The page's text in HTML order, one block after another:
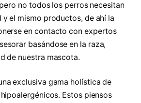
no todos los perros necesitan
y el mismo productos, de ahí la
en contacto con expertos
basándose en la raza,
de nuestra mascota.
exclusiva gama holística de
Estos piensos